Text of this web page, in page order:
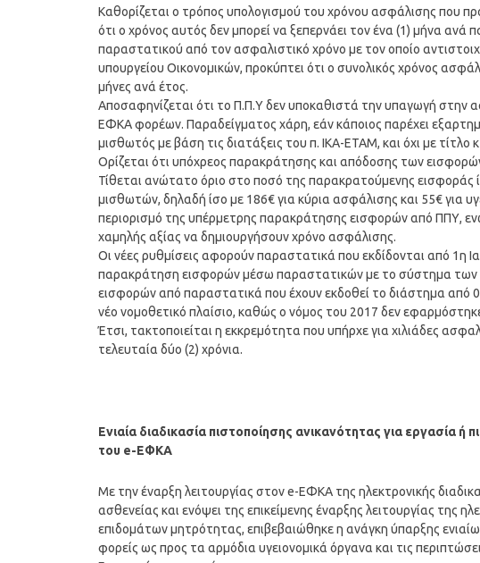
Καθορίζεται ο τρόπος υπολογισμού του χρόνου ασφάλισης που
ότι ο χρόνος αυτός δεν μπορεί να ξεπερνάει τον ένα (1) μήνα
παραστατικού από τον ασφαλιστικό χρόνο με τον οποίο
υπουργείου Οικονομικών, προκύπτει ότι ο συνολικός χρόνος
μήνες ανά έτος.
Αποσαφηνίζεται ότι το Π.Π.Υ δεν υποκαθιστά την υπαγωγή στην
ΕΦΚΑ φορέων. Παραδείγματος χάρη, εάν κάποιος παρέχει
μισθωτός με βάση τις διατάξεις του π. ΙΚΑ-ΕΤΑΜ, και όχι με
Ορίζεται ότι υπόχρεος παρακράτησης και απόδοσης των
Τίθεται ανώτατο όριο στο ποσό της παρακρατούμενης
μισθωτών, δηλαδή ίσο με 186€ για κύρια ασφάλισης και 55€ για
περιορισμό της υπέρμετρης παρακράτησης εισφορών από ΠΠΥ,
χαμηλής αξίας να δημιουργήσουν χρόνο ασφάλισης.
Οι νέες ρυθμίσεις αφορούν παραστατικά που εκδίδονται από 1η
παρακράτηση εισφορών μέσω παραστατικών με το σύστημα των
εισφορών από παραστατικά που έχουν εκδοθεί το διάστημα από
νέο νομοθετικό πλαίσιο, καθώς ο νόμος του 2017 δεν
Έτσι, τακτοποιείται η εκκρεμότητα που υπήρχε για χιλιάδες
τελευταία δύο (2) χρόνια.
Ενιαία διαδικασία πιστοποίησης ανικανότητας για εργασία
του e-ΕΦΚΑ
Με την έναρξη λειτουργίας στον e-ΕΦΚΑ της ηλεκτρονικής
ασθενείας και ενόψει της επικείμενης έναρξης λειτουργίας της
επιδομάτων μητρότητας, επιβεβαιώθηκε η ανάγκη ύπαρξης
φορείς ως προς τα αρμόδια υγειονομικά όργανα και τις